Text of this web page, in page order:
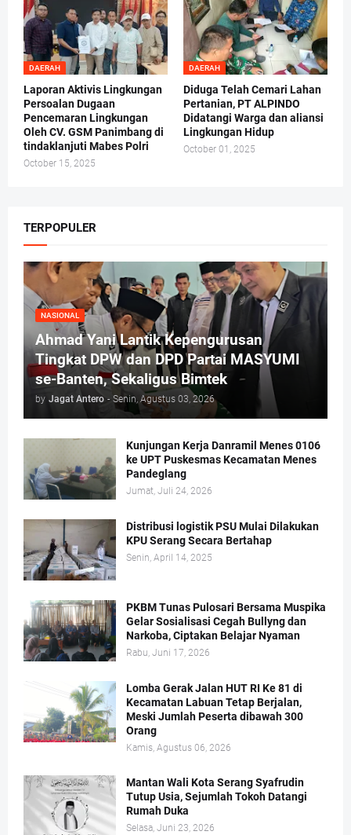
DAERAH
Laporan Aktivis Lingkungan
Persoalan Dugaan
Pencemaran Lingkungan
Oleh CV. GSM Panimbang di
tindaklanjuti Mabes Polri
October 15, 2025
DAERAH
Diduga Telah Cemari Lahan
Pertanian, PT ALPINDO
Didatangi Warga dan aliansi
Lingkungan Hidup
October 01, 2025
TERPOPULER
NASIONAL
Ahmad Yani Lantik Kepengurusan
Tingkat DPW dan DPD Partai MASYUMI
se-Banten, Sekaligus Bimtek
by Jagat Antero - Senin, Agustus 03, 2026
Kunjungan Kerja Danramil Menes 0106
ke UPT Puskesmas Kecamatan Menes
Pandeglang
Jumat, Juli 24, 2026
Distribusi logistik PSU Mulai Dilakukan
KPU Serang Secara Bertahap
Senin, April 14, 2025
PKBM Tunas Pulosari Bersama Muspika
Gelar Sosialisasi Cegah Bullyng dan
Narkoba, Ciptakan Belajar Nyaman
Rabu, Juni 17, 2026
Lomba Gerak Jalan HUT RI Ke 81 di
Kecamatan Labuan Tetap Berjalan,
Meski Jumlah Peserta dibawah 300
Orang
Kamis, Agustus 06, 2026
Mantan Wali Kota Serang Syafrudin
Tutup Usia, Sejumlah Tokoh Datangi
Rumah Duka
Selasa, Juni 23, 2026